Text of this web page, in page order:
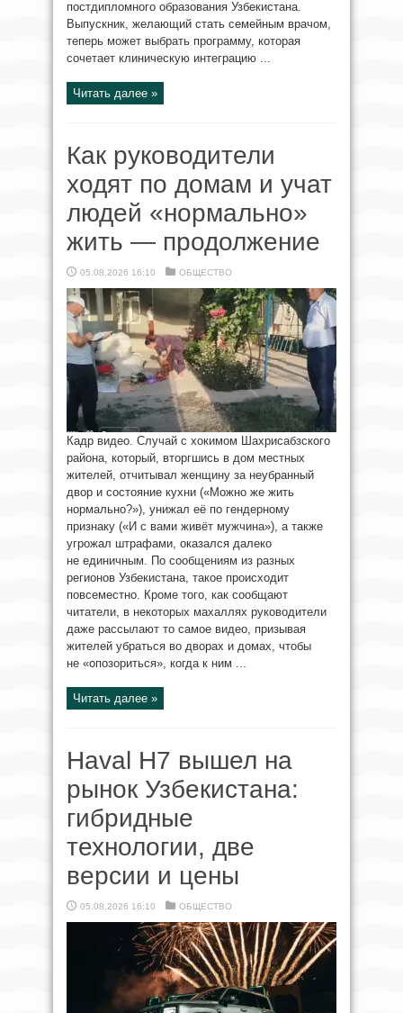
постдипломного образования Узбекистана.
Выпускник, желающий стать семейным врачом,
теперь может выбрать программу, которая
сочетает клиническую интеграцию ...
Читать далее »
Как руководители
ходят по домам и учат
людей «нормально»
жить — продолжение
05.08.2026 16:10 ОБЩЕСТВО
Кадр видео. Случай с хокимом Шахрисабзского
района, который, вторгшись в дом местных
жителей, отчитывал женщину за неубранный
двор и состояние кухни («Можно же жить
нормально?»), унижал её по гендерному
признаку («И с вами живёт мужчина»), а также
угрожал штрафами, оказался далеко
не единичным. По сообщениям из разных
регионов Узбекистана, такое происходит
повсеместно. Кроме того, как сообщают
читатели, в некоторых махаллях руководители
даже рассылают то самое видео, призывая
жителей убраться во дворах и домах, чтобы
не «опозориться», когда к ним ...
Читать далее »
Haval H7 вышел на
рынок Узбекистана:
гибридные
технологии, две
версии и цены
05.08.2026 16:10 ОБЩЕСТВО